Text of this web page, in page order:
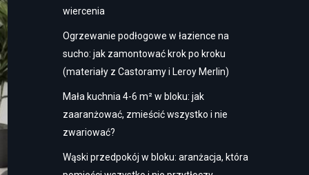
wiercenia
Ogrzewanie podłogowe w łazience na
sucho: jak zamontować krok po kroku
(materiały z Castoramy i Leroy Merlin)
Mała kuchnia 4-6 m² w bloku: jak
zaaranżować, zmieścić wszystko i nie
zwariować?
Wąski przedpokój w bloku: aranżacja, która